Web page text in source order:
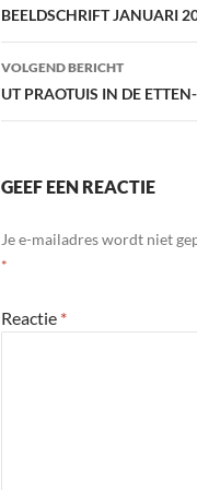
navigatie
BEELDSCHRIFT JANUARI
VOLGEND BERICHT
UT PRAOTUIS IN DE
GEEF EEN REACTIE
Je e-mailadres wordt niet
*
Reactie *